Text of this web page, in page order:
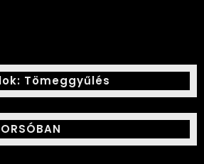
Tömeggyűlés